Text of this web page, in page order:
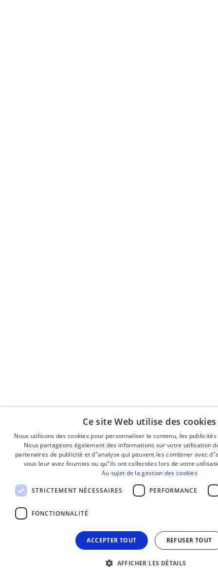
Ce site Web utilise des cookies
Nous utilisons des cookies pour personnaliser le contenu, les
Nous partageons également des informations sur votre utilisation
partenaires de publicité et d"analyse qui peuvent les combiner avec
vous leur avez fournies ou qu"ils ont collectées lors de votre
Au sujet de la gestion des cookies
STRICTEMENT NÉCESSAIRES PERFORMANCE
FONCTIONNALITÉ
ACCEPTER TOUT REFUSER TOUT
AFFICHER LES DÉTAILS